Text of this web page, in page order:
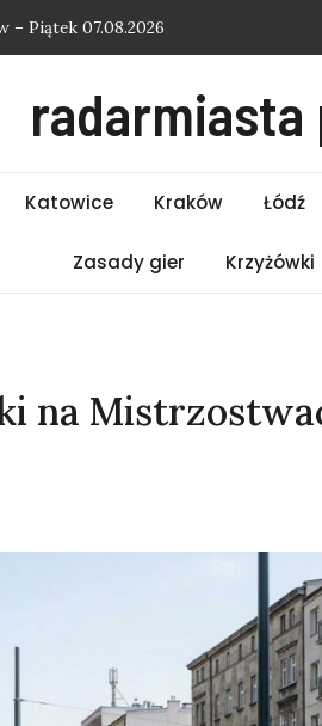
– Piątek 07.08.2026
– Piątek 07.08.2026
– Piątek 07.08.2026
radarmiasta
Katowice Kraków Łódź
Zasady gier Krzyżówki
na